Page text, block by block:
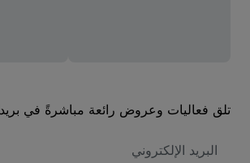
تلق فعاليات وعروض رائعة مباشرةً في
الاكتروني